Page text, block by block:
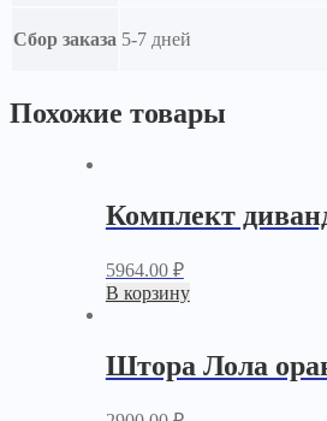
Сбор заказа 5-7 дней
Похожие товары
Комплект
5964.00 ₽
В корзину
Штора Лола